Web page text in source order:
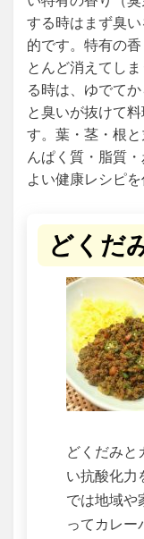
する時はまず臭
的です。特有の
とんど消えてし
る時は、ゆでて
と臭いが抜けて
す。葉・茎・根
んぱく質・脂質
よい健康レシピを
どくだ
どくだみと
い抗酸化力
では地域や
ってカレー